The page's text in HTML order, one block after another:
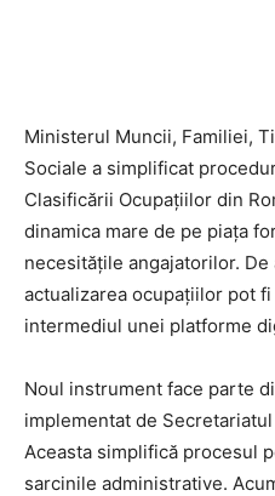
Ministerul Muncii, Familiei,
Sociale a simplificat
Clasificării Ocupațiilor din
dinamica mare de pe piața
necesitățile angajatorilor.
actualizarea ocupațiilor pot
intermediul unei platforme
Noul instrument face parte
implementat de
Aceasta simplifică procesul
sarcinile administrative.